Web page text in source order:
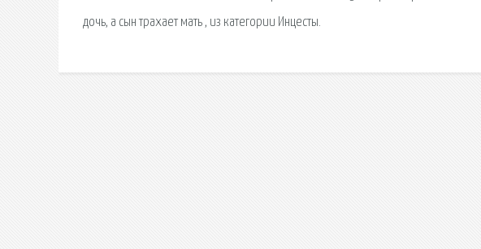
дочь, а сын трахает мать , из категории Инцесты.